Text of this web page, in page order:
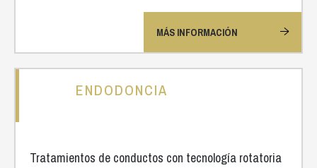
MÁS INFORMACIÓN
ENDODONCIA
Tratamientos de conductos con tecnología rotatoria